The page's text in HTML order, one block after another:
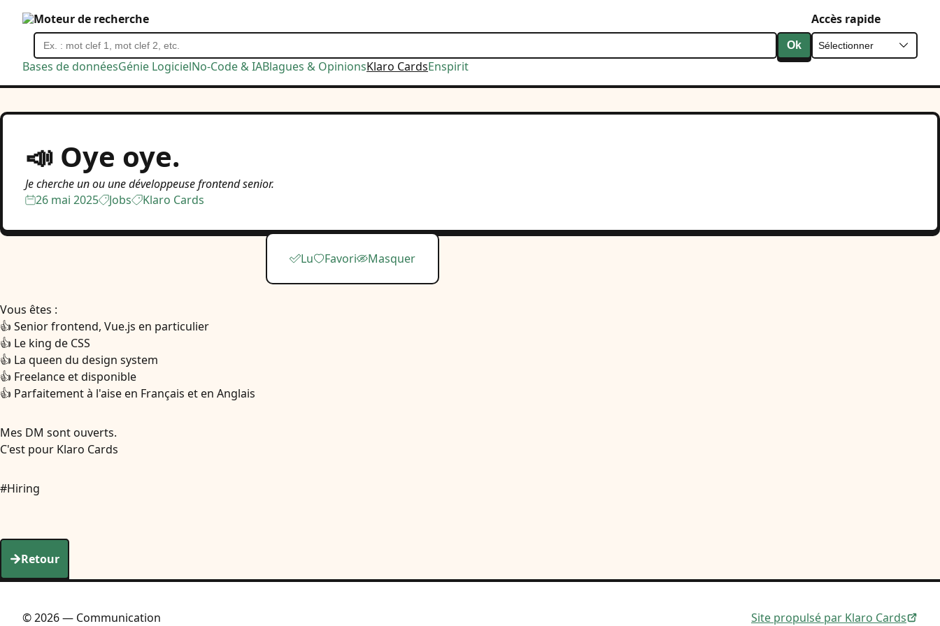
Bases de donnéesGénie LogicielNo-Code & IABlagues & OpinionsKlaro CardsEnspirit
Moteur de recherche
Ok
Accès rapide
📣 Oye oye.
Je cherche un ou une développeuse frontend senior.
26 mai 2025
Jobs Klaro Cards
Lu Favori Masquer
Vous êtes :
👍 Senior frontend, Vue.js en particulier
👍 Le king de CSS
👍 La queen du design system
👍 Freelance et disponible
👍 Parfaitement à l'aise en Français et en Anglais
Mes DM sont ouverts.
C'est pour Klaro Cards
#Hiring
Retour
© 2026 — Communication Site propulsé par Klaro Cards